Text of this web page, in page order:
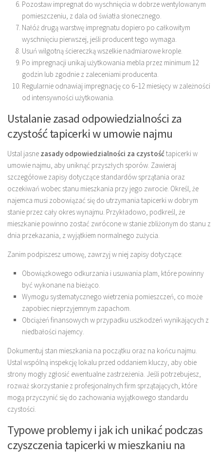
Pozostaw impregnat do wyschnięcia w dobrze wentylowanym
pomieszczeniu, z dala od światła słonecznego.
Nałóż drugą warstwę impregnatu dopiero po całkowitym
wyschnięciu pierwszej, jeśli producent tego wymaga.
Usuń wilgotną ściereczką wszelkie nadmiarowe krople.
Po impregnacji unikaj użytkowania mebla przez minimum 12
godzin lub zgodnie z zaleceniami producenta.
Regularnie odnawiaj impregnację co 6–12 miesięcy w zależności
od intensywności użytkowania.
Ustalanie zasad odpowiedzialności za
czystość tapicerki w umowie najmu
Ustal jasne zasady odpowiedzialności za czystośćtapicerki w
umowie najmu, aby uniknąć przyszłych sporów. Zawieraj
szczegółowe zapisy dotyczące standardów sprzątania oraz
oczekiwań wobec stanu mieszkania przy jego zwrocie. Określ, że
najemca musi zobowiązać się do utrzymania tapicerki w dobrym
stanie przez cały okres wynajmu. Przykładowo, podkreśl, że
mieszkanie powinno zostać zwrócone w stanie zbliżonym do stanu z
dnia przekazania, z wyjątkiem normalnego zużycia.
Zanim podpiszesz umowę, zawrzyj w niej zapisy dotyczące:
Obowiązkowego odkurzania i usuwania plam, które powinny
być wykonane na bieżąco.
Wymogu systematycznego wietrzenia pomieszczeń, co może
zapobiec nieprzyjemnym zapachom.
Obciążeń finansowych w przypadku uszkodzeń wynikających z
niedbałości najemcy.
Dokumentuj stan mieszkania na początku oraz na końcu najmu.
Ustal wspólną inspekcję lokalu przed oddaniem kluczy, aby obie
strony mogły zgłosić ewentualne zastrzeżenia. Jeśli potrzebujesz,
rozważ skorzystanie z profesjonalnych firm sprzątających, które
mogą przyczynić się do zachowania wyjątkowego standardu
czystości.
Typowe problemy i jak ich unikać podczas
czyszczenia tapicerki w mieszkaniu na